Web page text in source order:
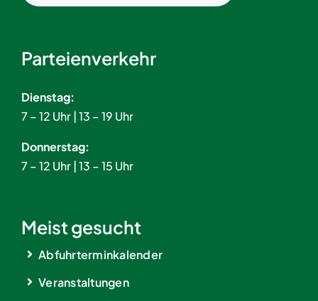
Parteienverkehr
Dienstag:
7 – 12 Uhr | 13 – 19 Uhr
Donnerstag:
7 – 12 Uhr | 13 – 15 Uhr
Meist gesucht
Abfuhrterminkalender
Veranstaltungen